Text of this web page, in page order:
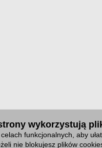
wykorzystują
funkcjonalnych, aby
nie blokujesz plików